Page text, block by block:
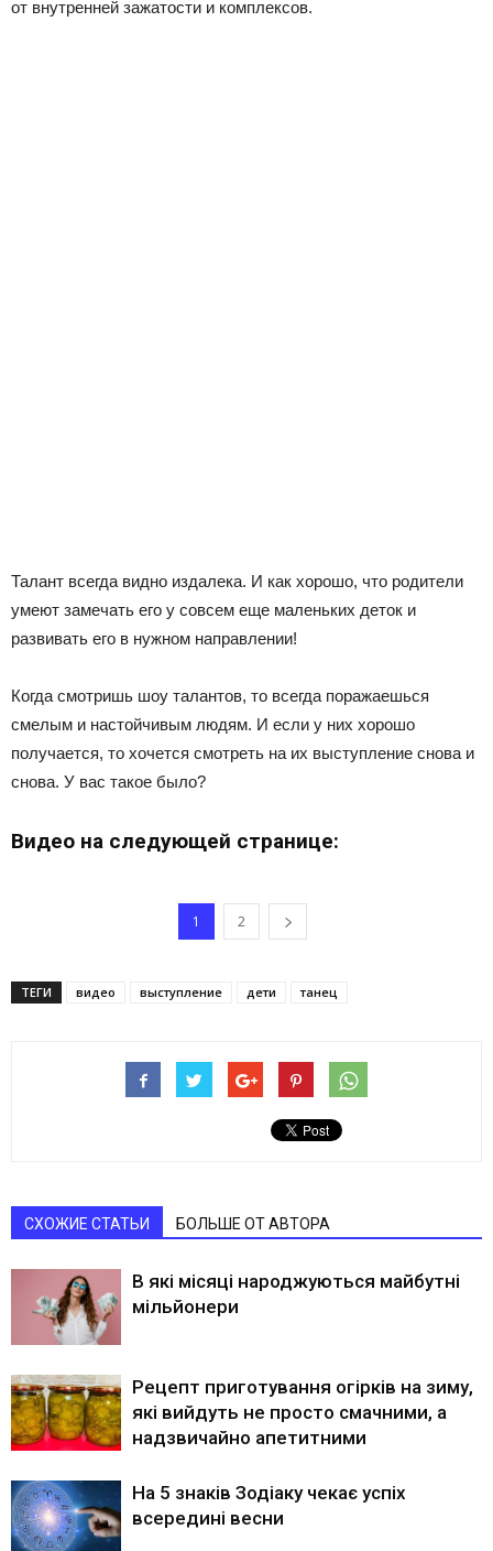
от внутренней зажатости и комплексов.
Талант всегда видно издалека. И как хорошо, что родители
умеют замечать его у совсем еще маленьких деток и
развивать его в нужном направлении!
Когда смотришь шоу талантов, то всегда поражаешься
смелым и настойчивым людям. И если у них хорошо
получается, то хочется смотреть на их выступление снова и
снова. У вас такое было?
Видео на следующей странице:
1 2
ТЕГИ видео выступление дети танец
СХОЖИЕ СТАТЬИ БОЛЬШЕ ОТ АВТОРА
В які місяці народжуються майбутні
мільйонери
Рецепт приготування огірків на зиму,
які вийдуть не просто смачними, а
надзвичайно апетитними
На 5 знаків Зодіаку чекає успіх
всередині весни